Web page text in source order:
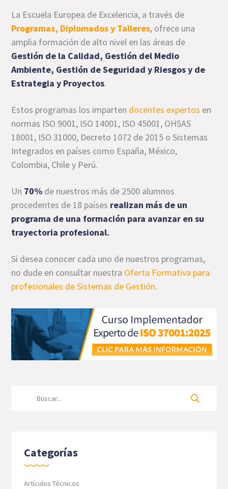
La Escuela Europea de Excelencia, a través de
Programas, Diplomados y Talleres, ofrece una
amplia formación de alto nivel en las áreas de
Gestión de la Calidad, Gestión del Medio
Ambiente, Gestión de Seguridad y Riesgos y de
Estrategia y Proyectos.
Estos programas los imparten docentes expertos en
normas ISO 9001, ISO 14001, ISO 45001, OHSAS
18001, ISO 31000, Decreto 1072 de 2015 o Sistemas
Integrados en países como España, México,
Colombia, Chile y Perú.
Un 70% de nuestros más de 2500 alumnos
procedentes de 18 países realizan más de un
programa de una formación para avanzar en su
trayectoria profesional.
Si desea conocer cada uno de nuestros programas,
no dude en consultar nuestra Oferta Formativa para
profesionales de Sistemas de Gestión.
Categorías
Artículos Técnicos